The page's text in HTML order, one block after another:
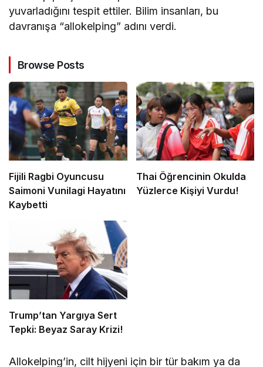
yuvarladığını tespit ettiler. Bilim insanları, bu
davranışa “allokelping” adını verdi.
Browse Posts
Fijili Ragbi Oyuncusu
Saimoni Vunilagi Hayatını
Kaybetti
Thai Öğrencinin Okulda
Yüzlerce Kişiyi Vurdu!
Trump’tan Yargıya Sert
Tepki: Beyaz Saray Krizi!
Allokelping’in, cilt hijyeni için bir tür bakım ya da